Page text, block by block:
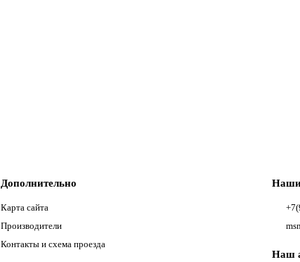
Дополнительно
Карта сайта
Производители
Контакты и схема проезда
Наш